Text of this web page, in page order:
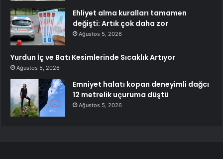
Ehliyet alma kuralları tamamen
değişti: Artık çok daha zor
Ağustos 5, 2026
Yurdun İç ve Batı Kesimlerinde Sıcaklık Artıyor
Ağustos 5, 2026
Emniyet halatı kopan deneyimli dağcı
12 metrelik uçuruma düştü
Ağustos 5, 2026